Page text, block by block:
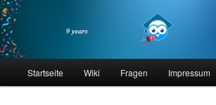
Zum
primären
Inhalt
springenphilocast
Startseite Wiki Fragen Impressum